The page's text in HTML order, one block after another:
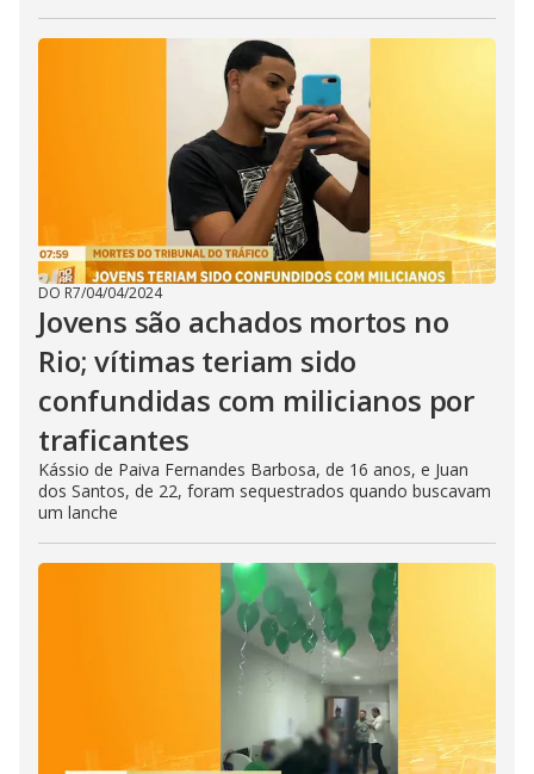
DO R7/04/04/2024
Jovens são achados mortos no
Rio; vítimas teriam sido
confundidas com milicianos por
traficantes
Kássio de Paiva Fernandes Barbosa, de 16 anos, e Juan
dos Santos, de 22, foram sequestrados quando buscavam
um lanche